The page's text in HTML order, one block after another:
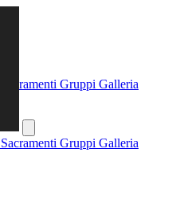
Sacramenti Gruppi Galleria
Sacramenti Gruppi Galleria